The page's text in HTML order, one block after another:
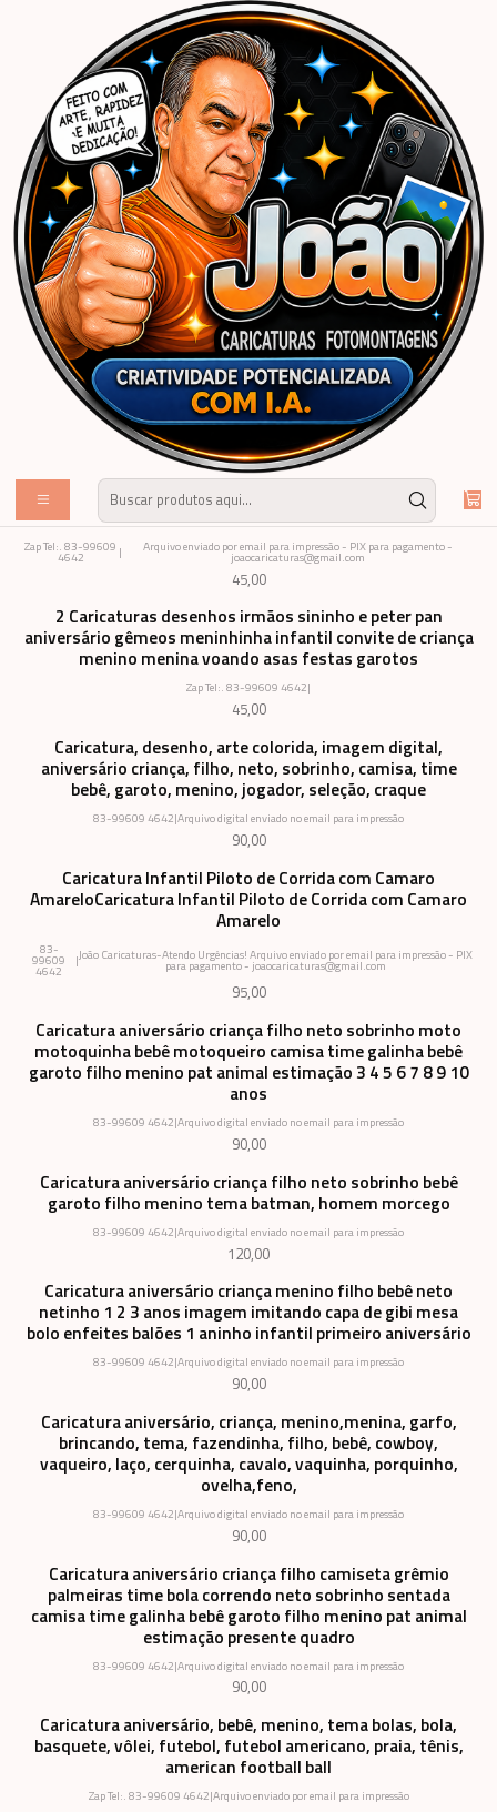
Caricaturas Personalizadas | João Caricaturas Criança
Menino
Caricaturas de crianças
filtros
Caricatura aniversário menino vestido de Indiana Jones,
aventura, tesouro, chicote
Zap Tel:. 83-99609 4642|Valor para mesmo fundo com ajustes
45,00
Linda caricatura aniversário menino para banner eu fui
mascara personagem game joguinhos criança sonic furo
par fotos ,3,4,5,6,7,8,9, anos
Zap Tel:. 83-99609
4642 | PIX: joaocaricaturas@gmail.com......................Valor para mesmo
fundo com ajustes
Site -João Caricaturas - desenhos de rostos de lindas e
fofas caricaturas digitais aniversário convite de criança
menino - Pequeno príncipe arte para o cliente imprimir
Zap Tel:. 83-99609
4642 | Arquivo enviado por email para impressão - PIX para pagamento -
joaocaricaturas@gmail.com
45,00
2 Caricaturas desenhos irmãos sininho e peter pan
aniversário gêmeos meninhinha infantil convite de criança
menino menina voando asas festas garotos
Zap Tel:. 83-99609 4642|
45,00
Caricatura, desenho, arte colorida, imagem digital,
aniversário criança, filho, neto, sobrinho, camisa, time
bebê, garoto, menino, jogador, seleção, craque
83-99609 4642|Arquivo digital enviado no email para impressão
90,00
Caricatura Infantil Piloto de Corrida com Camaro
AmareloCaricatura Infantil Piloto de Corrida com Camaro
Amarelo
83-
99609
4642
|João Caricaturas-Atendo Urgências! Arquivo enviado por email para impressão - PIX
para pagamento - joaocaricaturas@gmail.com
95,00
Caricatura aniversário criança filho neto sobrinho moto
motoquinha bebê motoqueiro camisa time galinha bebê
garoto filho menino pat animal estimação 3 4 5 6 7 8 9 10
anos
83-99609 4642|Arquivo digital enviado no email para impressão
90,00
Caricatura aniversário criança filho neto sobrinho bebê
garoto filho menino tema batman, homem morcego
83-99609 4642|Arquivo digital enviado no email para impressão
120,00
Caricatura aniversário criança menino filho bebê neto
netinho 1 2 3 anos imagem imitando capa de gibi mesa
bolo enfeites balões 1 aninho infantil primeiro aniversário
83-99609 4642|Arquivo digital enviado no email para impressão
90,00
Caricatura aniversário, criança, menino,menina, garfo,
brincando, tema, fazendinha, filho, bebê, cowboy,
vaqueiro, laço, cerquinha, cavalo, vaquinha, porquinho,
ovelha,feno,
83-99609 4642|Arquivo digital enviado no email para impressão
90,00
Caricatura aniversário criança filho camiseta grêmio
palmeiras time bola correndo neto sobrinho sentada
camisa time galinha bebê garoto filho menino pat animal
estimação presente quadro
83-99609 4642|Arquivo digital enviado no email para impressão
90,00
Caricatura aniversário, bebê, menino, tema bolas, bola,
basquete, vôlei, futebol, futebol americano, praia, tênis,
american football ball
Zap Tel:. 83-99609 4642|Arquivo enviado por email para impressão